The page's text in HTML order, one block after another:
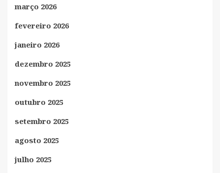
março 2026
fevereiro 2026
janeiro 2026
dezembro 2025
novembro 2025
outubro 2025
setembro 2025
agosto 2025
julho 2025